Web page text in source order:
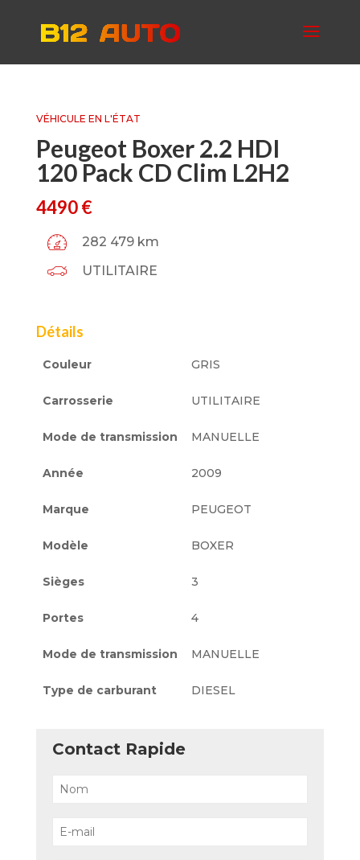
VÉHICULE EN L'ÉTAT
Peugeot Boxer 2.2 HDI
120 Pack CD Clim L2H2
4490€
282 479 km
UTILITAIRE
Détails
Couleur GRIS
Carrosserie UTILITAIRE
Mode de transmission MANUELLE
Année 2009
Marque PEUGEOT
Modèle BOXER
Sièges 3
Portes 4
Mode de transmission MANUELLE
Type de carburant DIESEL
Contact Rapide